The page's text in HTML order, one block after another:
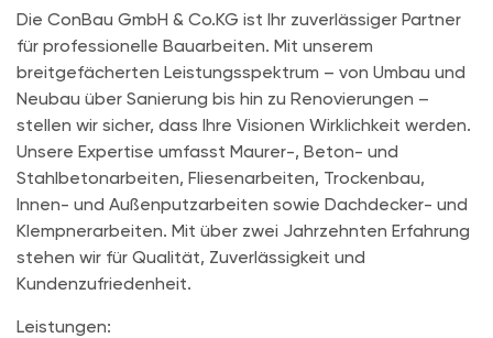
Die ConBau GmbH & Co.KG ist Ihr zuverlässiger Partner
für professionelle Bauarbeiten. Mit unserem
breitgefächerten Leistungsspektrum – von Umbau und
Neubau über Sanierung bis hin zu Renovierungen –
stellen wir sicher, dass Ihre Visionen Wirklichkeit werden.
Unsere Expertise umfasst Maurer-, Beton- und
Stahlbetonarbeiten, Fliesenarbeiten, Trockenbau,
Innen- und Außenputzarbeiten sowie Dachdecker- und
Klempnerarbeiten. Mit über zwei Jahrzehnten Erfahrung
stehen wir für Qualität, Zuverlässigkeit und
Kundenzufriedenheit.
Leistungen: